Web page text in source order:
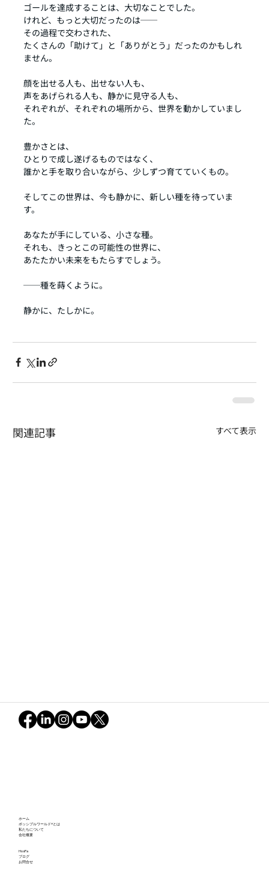
ゴールを達成することは、大切なことでした。
けれど、もっと大切だったのは──
その過程で交わされた、
たくさんの「助けて」と「ありがとう」だったのかもしれ
ません。
顔を出せる人も、出せない人も、
声をあげられる人も、静かに見守る人も、
それぞれが、それぞれの場所から、世界を動かしていまし
た。
豊かさとは、
ひとりで成し遂げるものではなく、
誰かと手を取り合いながら、少しずつ育てていくもの。
そしてこの世界は、今も静かに、新しい種を待っていま
す。
あなたが手にしている、小さな種。
それも、きっとこの可能性の世界に、
あたたかい未来をもたらすでしょう。
──種を蒔くように。
静かに、たしかに。
関連記事 すべて表示
種を蒔くように─この可能性の世界で─
ホーム
ポッシブルワールド®とは
私たちについて
会社概要
HosPa
ブログ
お問合せ